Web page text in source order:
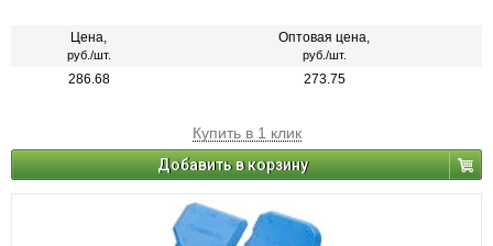
Цена,
руб./шт.
Оптовая цена,
руб./шт.
286.68 273.75
Купить в 1 клик
Добавить в корзину